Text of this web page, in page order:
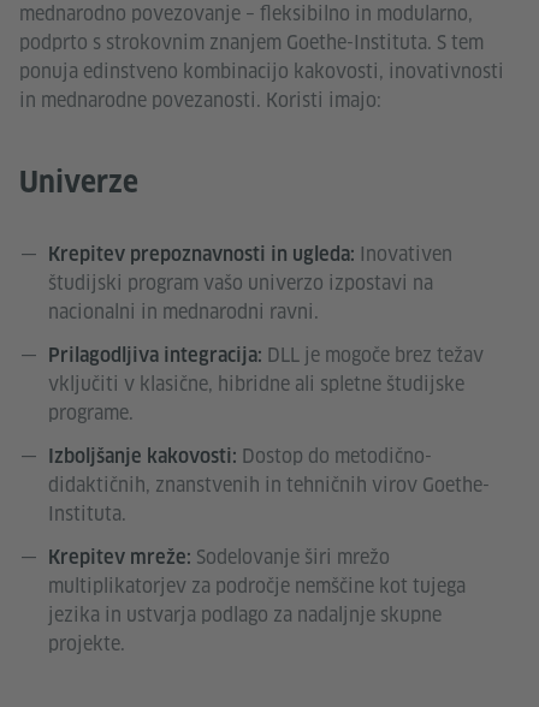
mednarodno povezovanje – fleksibilno in modularno,
podprto s strokovnim znanjem Goethe-Instituta. S tem
ponuja edinstveno kombinacijo kakovosti, inovativnosti
in mednarodne povezanosti. Koristi imajo:
Univerze
Krepitev prepoznavnosti in ugleda: Inovativen
študijski program vašo univerzo izpostavi na
nacionalni in mednarodni ravni.
Prilagodljiva integracija: DLL je mogoče brez težav
vključiti v klasične, hibridne ali spletne študijske
programe.
Izboljšanje kakovosti: Dostop do metodično-
didaktičnih, znanstvenih in tehničnih virov Goethe-
Instituta.
Krepitev mreže: Sodelovanje širi mrežo
multiplikatorjev za področje nemščine kot tujega
jezika in ustvarja podlago za nadaljnje skupne
projekte.